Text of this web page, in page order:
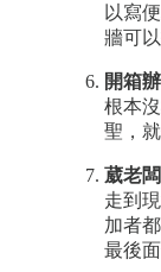
以寫
牆可
開箱
根本
聖，
葳老
走到
加者
最後